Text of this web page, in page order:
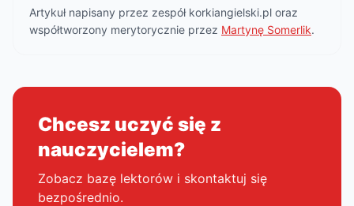
Artykuł napisany przez zespół korkiangielski.pl oraz
współtworzony merytorycznie przez Martynę Somerlik.
Chcesz uczyć się z
nauczycielem?
Zobacz bazę lektorów i skontaktuj się
bezpośrednio.